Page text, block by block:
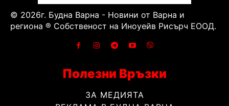
© 2026г. Будна Варна - Новини от Варна и
региона ® Собственост на Иноуейв Рисърч ЕООД.
Полезни Връзки
ЗА МЕДИЯТА